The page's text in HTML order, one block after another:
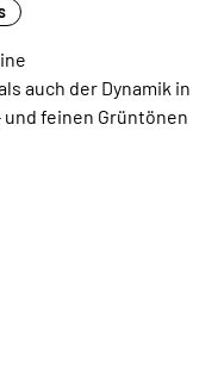
auch der Dynamik in
feinen Grüntönen